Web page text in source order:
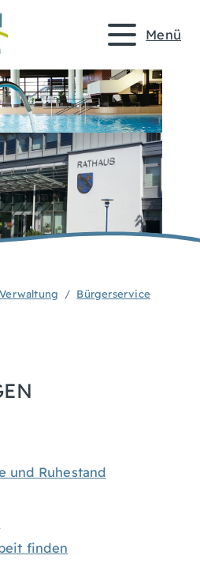
Menü
Bürgerservice
und Ruhestand
finden